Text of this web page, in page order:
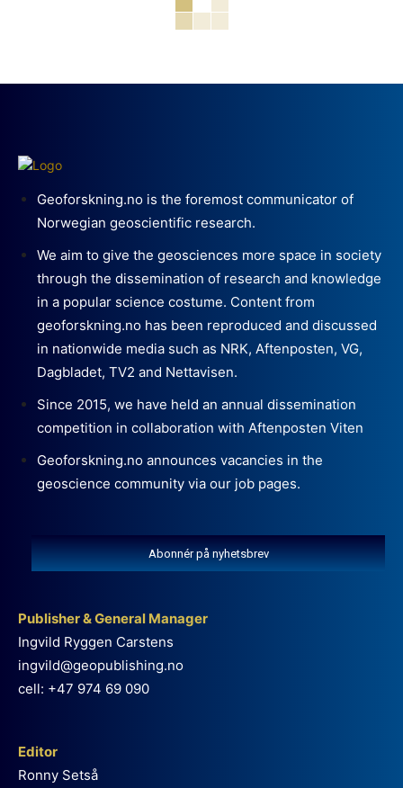
Geoforskning.no is the foremost communicator of
Norwegian geoscientific research.
We aim to give the geosciences more space in society
through the dissemination of research and knowledge
in a popular science costume. Content from
geoforskning.no has been reproduced and discussed
in nationwide media such as NRK, Aftenposten, VG,
Dagbladet, TV2 and Nettavisen.
Since 2015, we have held an annual dissemination
competition in collaboration with Aftenposten Viten
Geoforskning.no announces vacancies in the
geoscience community via our job pages.
Abonnér på nyhetsbrev
Publisher & General Manager
Ingvild Ryggen Carstens
ingvild@geopublishing.no
cell: +47 974 69 090
Editor
Ronny Setså